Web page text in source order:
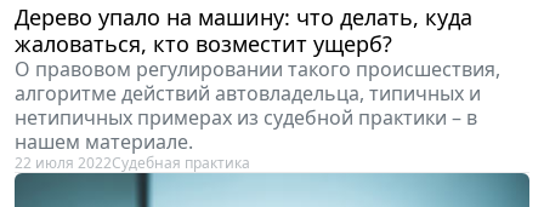
Дерево упало на машину: что делать, куда
жаловаться, кто возместит ущерб?
О правовом регулировании такого происшествия,
алгоритме действий автовладельца, типичных и
нетипичных примерах из судебной практики – в
нашем материале.
22 июля 2022Судебная практика